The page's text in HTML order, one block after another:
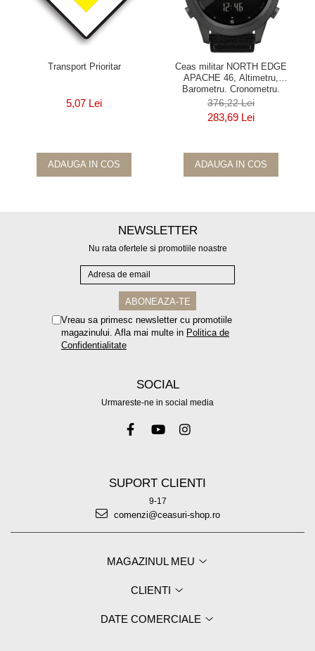
Transport Prioritar
5,07 Lei
ADAUGA IN COS
Ceas militar NORTH EDGE
APACHE 46, Altimetru,
Barometru, Cronometru,
Termometru, Pedometru, Busola
376,22 Lei
283,69 Lei
ADAUGA IN COS
NEWSLETTER
Nu rata ofertele si promotiile noastre
Vreau sa primesc newsletter cu promotiile
magazinului. Afla mai multe in Politica de
Confidentialitate
SOCIAL
Urmareste-ne in social media
SUPORT CLIENTI
9-17
comenzi@ceasuri-shop.ro
MAGAZINUL MEU
CLIENTI
DATE COMERCIALE